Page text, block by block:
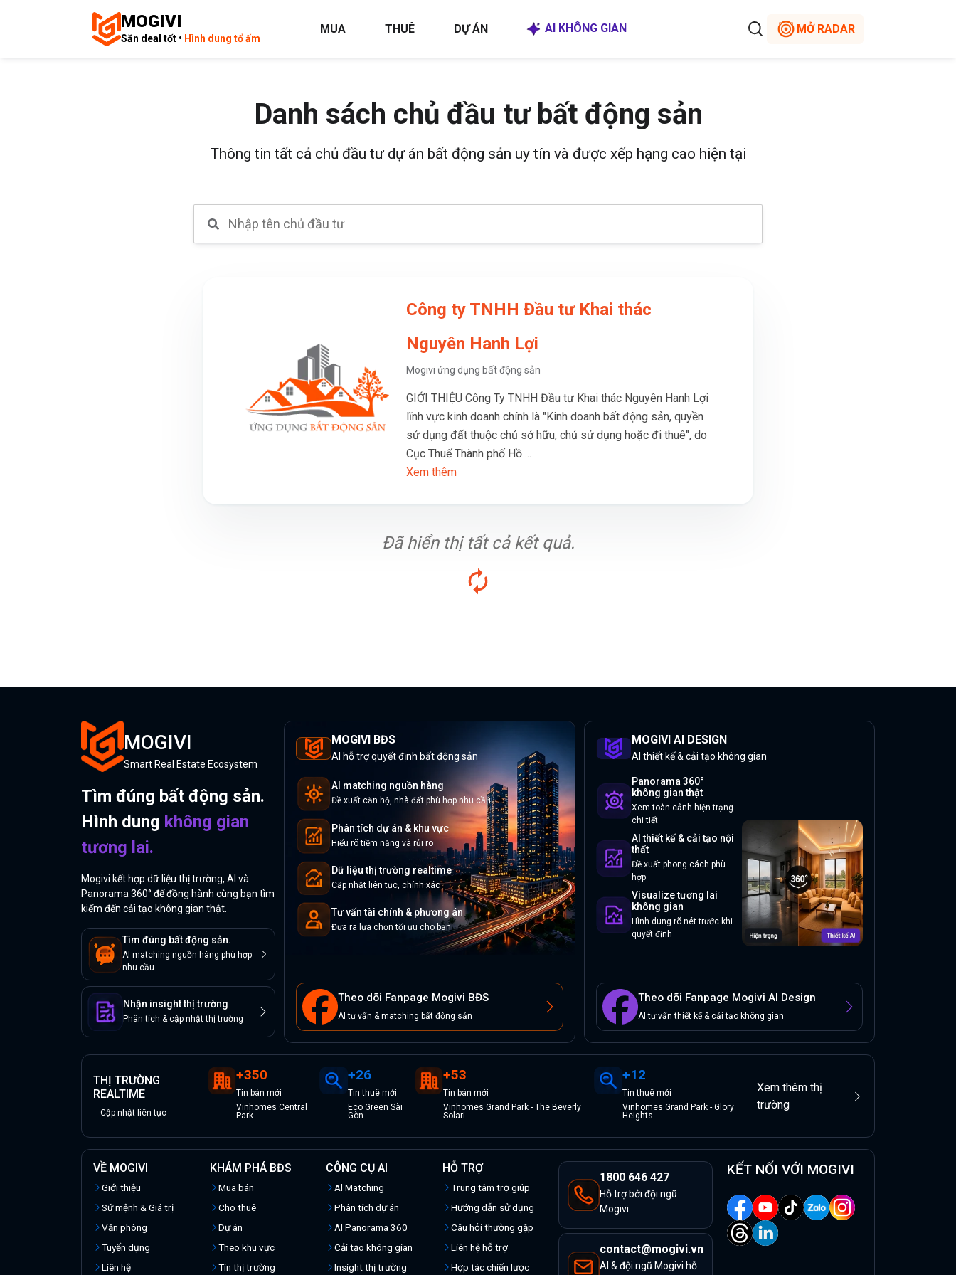
MOGIVI
Săn deal tốt • Hình dung tổ ấm
MUA THUÊ DỰ ÁN AI KHÔNG GIAN MỞ RADAR
Danh sách chủ đầu tư bất động sản
Thông tin tất cả chủ đầu tư dự án bất động sản uy tín và được xếp hạng cao hiện tại
Công ty TNHH Đầu tư Khai thác
Nguyên Hanh Lợi
Mogivi ứng dụng bất động sản
GIỚI THIỆU Công Ty TNHH Đầu tư Khai thác Nguyên Hanh Lợi
lĩnh vực kinh doanh chính là "Kinh doanh bất động sản, quyền
sử dụng đất thuộc chủ sở hữu, chủ sử dụng hoặc đi thuê", do
Cục Thuế Thành phố Hồ ...
Xem thêm
Đã hiển thị tất cả kết quả.
MOGIVI
Smart Real Estate Ecosystem
Tìm đúng bất động sản.
Hình dung không gian
tương lai.
Mogivi kết hợp dữ liệu thị trường, AI và
Panorama 360° để đồng hành cùng bạn tìm
kiếm đến cải tạo không gian thật.
Tìm đúng bất động sản.
AI matching nguồn hàng phù hợp
nhu cầu
Nhận insight thị trường
Phân tích & cập nhật thị trường
MOGIVI BĐS
AI hỗ trợ quyết định bất động sản
AI matching nguồn hàng
Đề xuất căn hộ, nhà đất phù hợp nhu cầu
Phân tích dự án & khu vực
Hiểu rõ tiềm năng và rủi ro
Dữ liệu thị trường realtime
Cập nhật liên tục, chính xác
Tư vấn tài chính & phương án
Đưa ra lựa chọn tối ưu cho bạn
Theo dõi Fanpage Mogivi BĐS
AI tư vấn & matching bất động sản
MOGIVI AI DESIGN
AI thiết kế & cải tạo không gian
Panorama 360°
không gian thật
Xem toàn cảnh hiện trạng
chi tiết
AI thiết kế & cải tạo nội
thất
Đề xuất phong cách phù
hợp
Visualize tương lai
không gian
Hình dung rõ nét trước khi
quyết định
Theo dõi Fanpage Mogivi AI Design
AI tư vấn thiết kế & cải tạo không gian
THỊ TRƯỜNG
REALTIME
Cập nhật liên tục
+350
Tin bán mới
Vinhomes Central
Park
+26
Tinthuê mới
Eco Green Sài
Gòn
+53
Tin bán mới
Vinhomes Grand Park - The Beverly
Solari
+12
Tinthuê mới
Vinhomes Grand Park - Glory
Heights
Xem thêm thị
trường
VỀ MOGIVI
Giới thiệu
Sứ mệnh & Giá trị
Văn phòng
Tuyển dụng
Liên hệ
KHÁM PHÁ BĐS
Mua bán
Cho thuê
Dự án
Theo khu vực
Tin thị trường
CÔNG CỤ AI
Al Matching
Phân tích dự án
AI Panorama 360
Cải tạo không gian
Insight thị trường
HỖ TRỢ
Trung tâm trợ giúp
Hướng dẫn sử dụng
Câu hỏi thường gặp
Liên hệ hỗ trợ
Hợp tác chiến lược
1800 646 427
Hỗ trợ bởi đội ngũ
Mogivi
contact@mogivi.vn
AI & đội ngũ Mogivi hỗ
KẾT NỐI VỚI MOGIVI